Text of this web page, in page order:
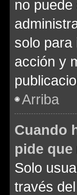
no
solo para
acción y
Arriba
Cuando
pide que
Solo
través